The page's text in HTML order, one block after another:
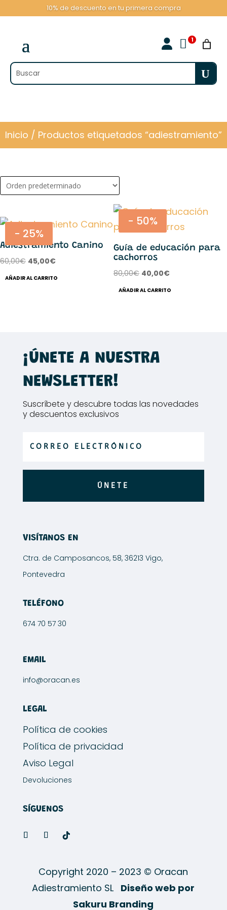
10% de descuento en tu primera compra

Inicio / Productos etiquetados “adiestramiento”
- 25%
Adiestramiento Canino
60,00€ El
45,00€El
AÑADIR AL CARRITO
- 50%
Guía de educación para
cachorros
80,00€ El
40,00€El
AÑADIR AL CARRITO
¡ÚNETE A NUESTRA
NEWSLETTER!
Suscríbete y descubre todas las novedades
y descuentos exclusivos
ÚNETE
VISÍTANOS EN
Ctra. de Camposancos, 58, 36213 Vigo,
Pontevedra
TELÉFONO
674 70 57 30
EMAIL
info@oracan.es
LEGAL
Política de cookies
Política de privacidad
Aviso Legal
Devoluciones
SÍGUENOS
Copyright 2020 – 2023 © Oracan
Adiestramiento SL Diseño web por
Sakuru Branding